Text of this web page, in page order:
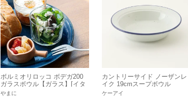
ボルミオリロッコ ボデガ200
ガラスボウル【ガラス】[イタ
リア製/洋食器]
やまに
カントリーサイド ノーザンレ
イク 19cmスープボウル
ケーアイ